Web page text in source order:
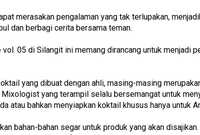
merasakan pengalaman yang tak terlupakan,
dan berbagi cerita bersama teman.
05 di Silangit ini memang dirancang untuk menjadi
yang dibuat dengan ahli, masing-masing
Mixologist yang terampil selalu bersemangat untuk
atau bahkan menyiapkan koktail khusus hanya untuk
bahan-bahan segar untuk produk yang akan